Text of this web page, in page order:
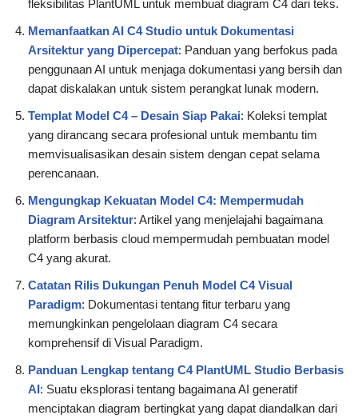
fleksibilitas PlantUML untuk membuat diagram C4 dari teks.
Memanfaatkan AI C4 Studio untuk Dokumentasi
Arsitektur yang Dipercepat: Panduan yang berfokus pada
penggunaan AI untuk menjaga dokumentasi yang bersih dan
dapat diskalakan untuk sistem perangkat lunak modern.
Templat Model C4 – Desain Siap Pakai: Koleksi templat
yang dirancang secara profesional untuk membantu tim
memvisualisasikan desain sistem dengan cepat selama
perencanaan.
Mengungkap Kekuatan Model C4: Mempermudah
Diagram Arsitektur: Artikel yang menjelajahi bagaimana
platform berbasis cloud mempermudah pembuatan model
C4 yang akurat.
Catatan Rilis Dukungan Penuh Model C4 Visual
Paradigm: Dokumentasi tentang fitur terbaru yang
memungkinkan pengelolaan diagram C4 secara
komprehensif di Visual Paradigm.
Panduan Lengkap tentang C4 PlantUML Studio Berbasis
AI: Suatu eksplorasi tentang bagaimana AI generatif
menciptakan diagram bertingkat yang dapat diandalkan dari